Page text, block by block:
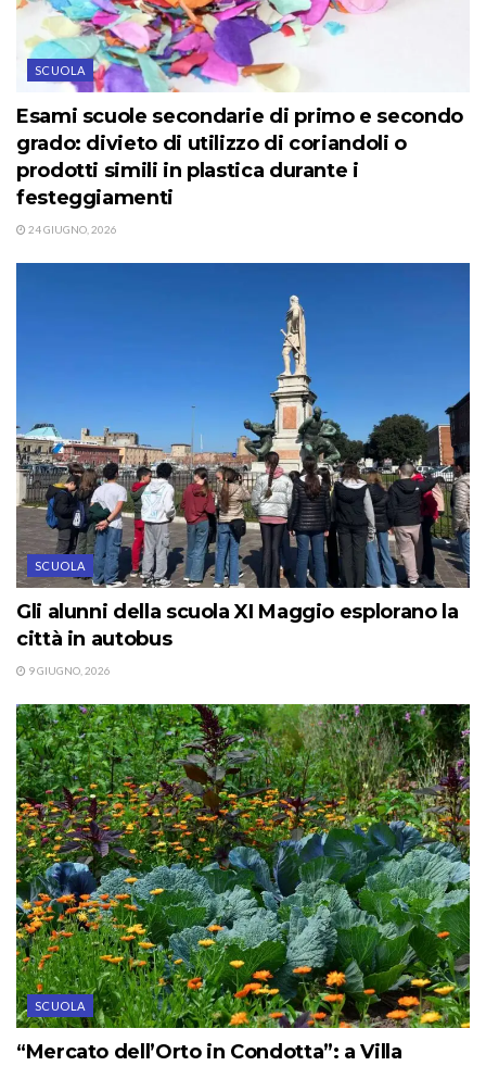
SCUOLA
Esami scuole secondarie di primo e secondo
grado: divieto di utilizzo di coriandoli o
prodotti simili in plastica durante i
festeggiamenti
24 GIUGNO, 2026
SCUOLA
Gli alunni della scuola XI Maggio esplorano la
città in autobus
9 GIUGNO, 2026
SCUOLA
“Mercato dell’Orto in Condotta”: a Villa